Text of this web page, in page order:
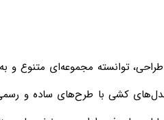
توانسته مجموعه‌ای متنوع و
کشی با طرح‌های ساده و